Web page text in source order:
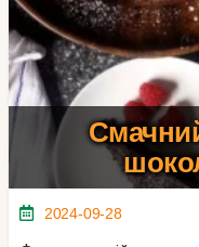
2024-09-28